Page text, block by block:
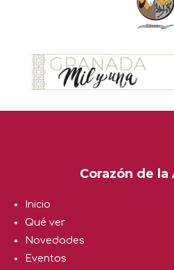
Corazón de la
Inicio
Qué ver
Novedades
Eventos